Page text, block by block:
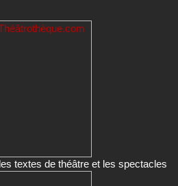
textes de théâtre et les spectacles